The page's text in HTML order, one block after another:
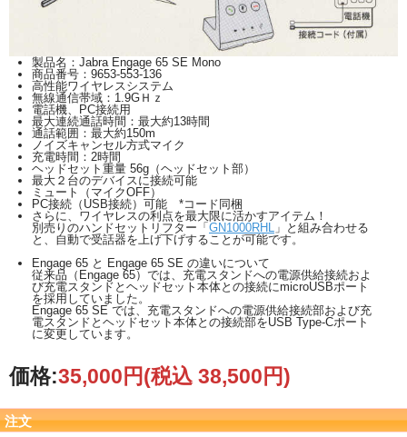
製品名：Jabra Engage 65 SE Mono
商品番号：9653-553-136
高性能ワイヤレスシステム
無線通信帯域：1.9GＨｚ
電話機、PC接続用
最大連続通話時間：最大約13時間
通話範囲：最大約150m
ノイズキャンセル方式マイク
充電時間：2時間
ヘッドセット重量 56g（ヘッドセット部）
最大２台のデバイスに接続可能
ミュート（マイクOFF）
PC接続（USB接続）可能 *コード同梱
さらに、ワイヤレスの利点を最大限に活かすアイテム！
別売りのハンドセットリフター「 GN1000RHL
」と組み合わせる
と、自動で受話器を上げ下げすることが可能です。
Engage 65 と Engage 65 SE の違いについて
従来品（Engage 65）では、充電スタンドへの電源供給接続およ
び充電スタンドとヘッドセット本体との接続にmicroUSBポート
を採用していました。
Engage 65 SE では、充電スタンドへの電源供給接続部および充
電スタンドとヘッドセット本体との接続部をUSB Type-Cポート
に変更しています。
価格:35,000円(税込 38,500円)
注文